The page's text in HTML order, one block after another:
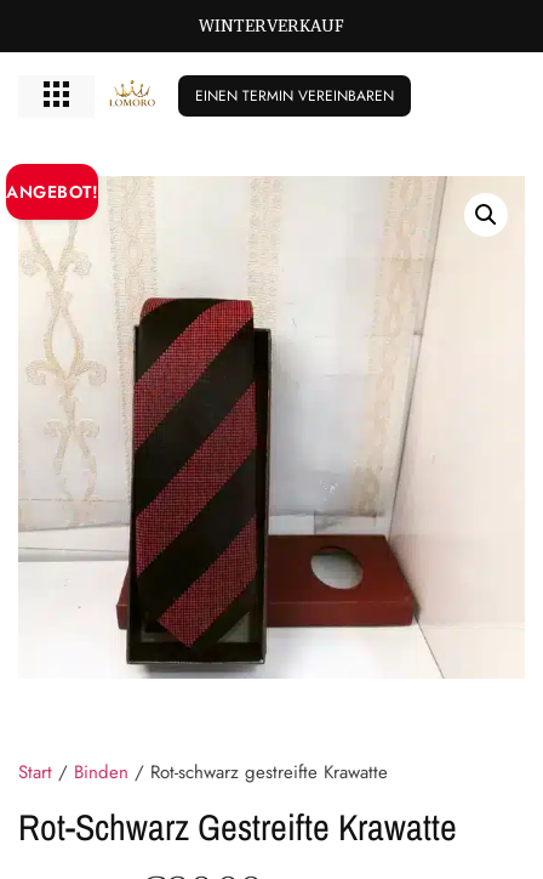
WINTERVERKAUF
EINEN TERMIN VEREINBAREN
ANGEBOT!
Start / Binden / Rot-schwarz gestreifte Krawatte
Rot-Schwarz Gestreifte Krawatte